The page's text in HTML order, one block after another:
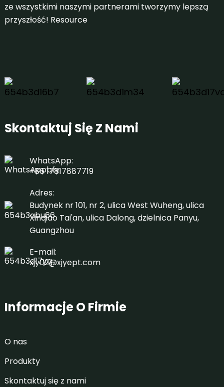
ze wszystkimi naszymi partnerami tworzymy lepszą
przyszłość! Resource
Skontaktuj Się Z Nami
WhatsApp:
+86 17817887719
Adres:
Budynek nr 101, nr 2, ulica West Wuheng, ulica
Xinqiao Tai'an, ulica Dalong, dzielnica Panyu,
Guangzhou
E-mail:
xjy02@xjyept.com
Informacje O Firmie
O nas
Produkty
Skontaktuj się z nami